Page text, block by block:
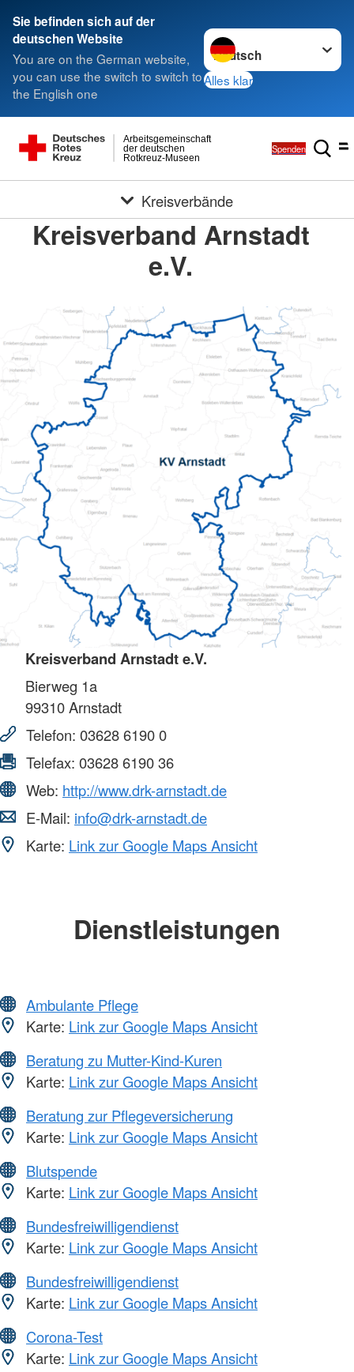
Sie befinden sich auf der
deutschen Website
You are on the German website,
you can use the switch to switch to
the English one
Sprache wechseln zu
Alles klar
Rotkreuz-Museen
der deutschen
Arbeitsgemeinschaft
Spenden
Kreisverbände
Kreisverband Arnstadt
e.V.
Kreisverband Arnstadt e.V.
Bierweg 1a
99310Arnstadt
Telefon: 03628 6190 0
Telefax: 03628 6190 36
Web: http://www.drk-arnstadt.de
E-Mail: info@drk-arnstadt.de
Karte: Link zur Google Maps Ansicht
Dienstleistungen
Ambulante Pflege
Karte: Link zur Google Maps Ansicht
Beratung zu Mutter-Kind-Kuren
Karte: Link zur Google Maps Ansicht
Beratung zur Pflegeversicherung
Karte: Link zur Google Maps Ansicht
Blutspende
Karte: Link zur Google Maps Ansicht
Bundesfreiwilligendienst
Karte: Link zur Google Maps Ansicht
Bundesfreiwilligendienst
Karte: Link zur Google Maps Ansicht
Corona-Test
Karte: Link zur Google Maps Ansicht